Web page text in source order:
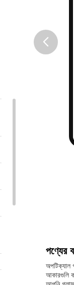
পণ্যের
অপটিক্যাল
আকারগুলি